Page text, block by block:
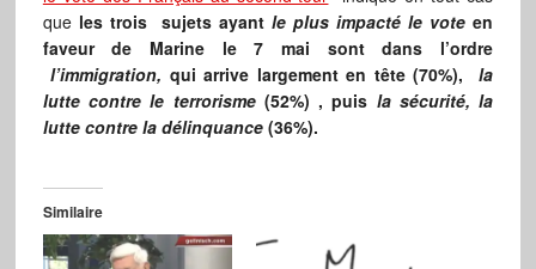
queles trois sujets ayantle plus impacté le vote en
faveur de Marine le 7 mai sont dans l’ordre
l’immigration, qui arrive largement en tête (70%), la
lutte contre le terrorisme(52%) , puis la sécurité, la
lutte contre la délinquance(36%).
Similaire